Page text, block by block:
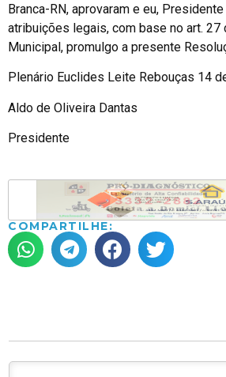
Branca-RN, aprovaram e eu,
atribuições legais, com base no art. 27
Municipal, promulgo a presente
Plenário Euclides Leite Rebouças 14
Aldo de Oliveira Dantas
Presidente
COMPARTILHE: